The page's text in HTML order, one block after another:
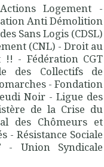
Logement -
Anti Démolition
Sans Logis (CDSL)
(CNL) - Droit au
- Fédération CGT
des Collectifs de
- Fondation
Noir - Ligue des
de la Crise du
des Chômeurs et
- Résistance Sociale
- Union Syndicale